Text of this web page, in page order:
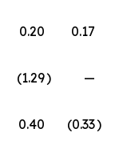
0.20
0.17
(1.29)
—
0.40 (0.33)